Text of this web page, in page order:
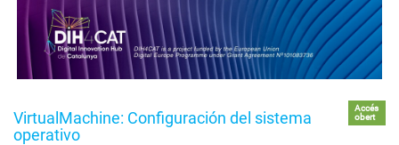
VirtualMachine: Configuración del sistema
operativo
Accés
obert